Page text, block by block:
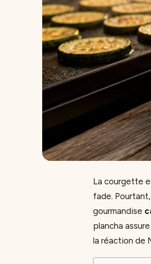
La courgette
fade.
gourmandise
plancha
la réaction de